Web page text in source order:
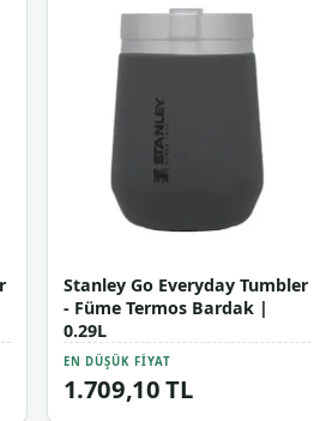
Stanley Go Everyday Tumbler
- Füme Termos Bardak |
0.29L
EN DÜŞÜK FIYAT
1.709,10 TL